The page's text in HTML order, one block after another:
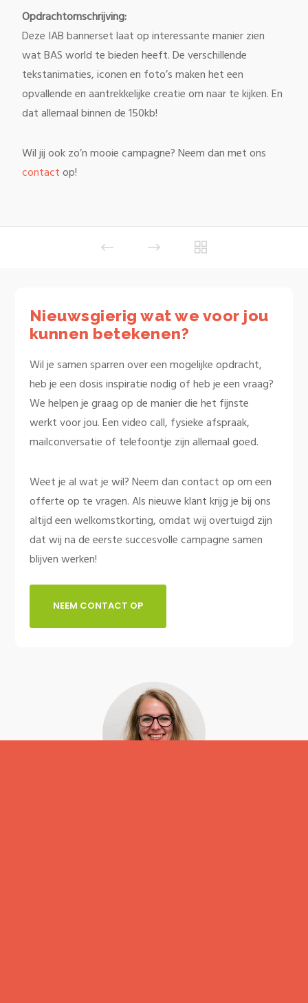
Opdrachtomschrijving:
Deze IAB bannerset laat op interessante manier zien
wat BAS world te bieden heeft. De verschillende
tekstanimaties, iconen en foto’s maken het een
opvallende en aantrekkelijke creatie om naar te kijken. En
dat allemaal binnen de 150kb!
Wil jij ook zo’n mooie campagne? Neem dan met ons
contactop!
Nieuwsgierig wat we voor jou
kunnen betekenen?
Wil je samen sparren over een mogelijke opdracht,
heb je een dosis inspiratie nodig of heb je een vraag?
We helpen je graag op de manier die het fijnste
werkt voor jou. Een video call, fysieke afspraak,
mailconversatie of telefoontje zijn allemaal goed.
Weet je al wat je wil? Neem dan contact op om een
offerte op te vragen. Als nieuwe klant krijg je bij ons
altijd een welkomstkorting, omdat wij overtuigd zijn
dat wij na de eerste succesvolle campagne samen
blijven werken!
NEEM CONTACT OP